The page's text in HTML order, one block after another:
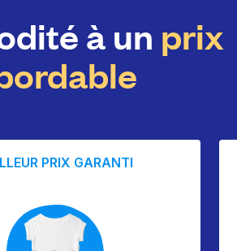
à un prix
PRIX GARANTI